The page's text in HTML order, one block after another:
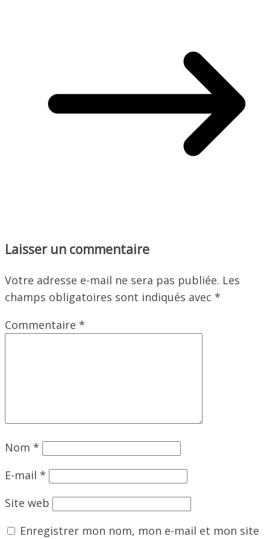
Laisser un commentaire
Votre adresse e-mail ne sera pas publiée. Les
champs obligatoires sont indiqués avec *
Commentaire *
Nom *
E-mail *
Site web
Enregistrer mon nom, mon e-mail et mon site